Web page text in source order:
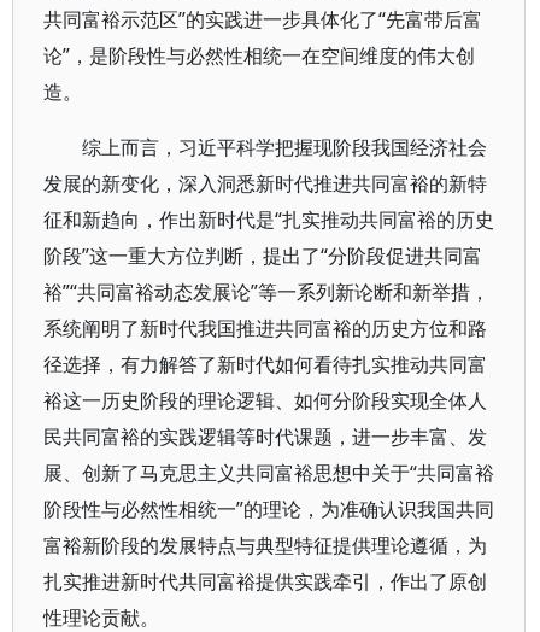
共同富裕示范区”的实践进一步具体化了“先富带后富
论”，是阶段性与必然性相统一在空间维度的伟大创
造。
综上而言，习近平科学把握现阶段我国经济社会
发展的新变化，深入洞悉新时代推进共同富裕的新特
征和新趋向，作出新时代是“扎实推动共同富裕的历史
阶段”这一重大方位判断，提出了“分阶段促进共同富
裕”“共同富裕动态发展论”等一系列新论断和新举措，
系统阐明了新时代我国推进共同富裕的历史方位和路
径选择，有力解答了新时代如何看待扎实推动共同富
裕这一历史阶段的理论逻辑、如何分阶段实现全体人
民共同富裕的实践逻辑等时代课题，进一步丰富、发
展、创新了马克思主义共同富裕思想中关于“共同富裕
阶段性与必然性相统一”的理论，为准确认识我国共同
富裕新阶段的发展特点与典型特征提供理论遵循，为
扎实推进新时代共同富裕提供实践牵引，作出了原创
性理论贡献。